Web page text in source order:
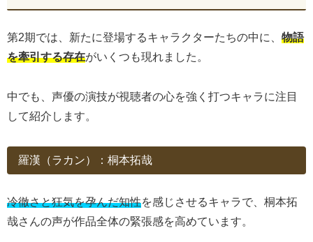
第2期では、新たに登場するキャラクターたちの中に、 物語
を牽引する存在がいくつも現れました。
中でも、声優の演技が視聴者の心を強く打つキャラに注目
して紹介します。
羅漢（ラカン）：桐本拓哉
冷徹さと狂気を孕んだ知性を感じさせるキャラで、桐本拓
哉さんの声が作品全体の緊張感を高めています。